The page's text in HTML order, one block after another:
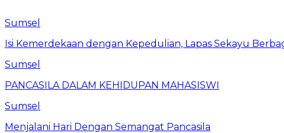
Sumsel
Isi Kemerdekaan dengan Kepedulian, Lapas Sekayu
Sumsel
PANCASILA DALAM KEHIDUPAN MAHASISWI
Sumsel
Menjalani Hari Dengan Semangat Pancasila